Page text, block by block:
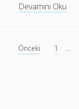
Devamını Oku
Yazı
sayfalaması
Önceki 1